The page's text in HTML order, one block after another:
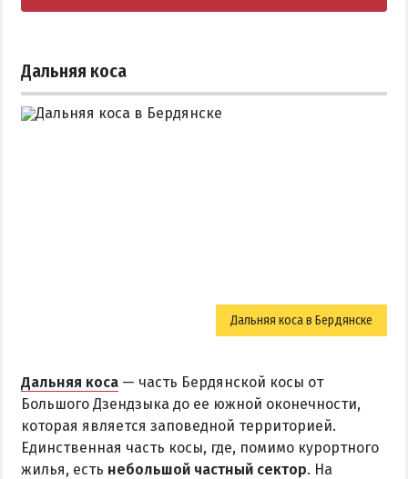
Дальняя коса
Дальняя коса в Бердянске
Дальняя коса — часть Бердянской косы от
Большого Дзендзыка до ее южной оконечности,
которая является заповедной территорией.
Единственная часть косы, где, помимо курортного
жилья, есть небольшой частный сектор. На